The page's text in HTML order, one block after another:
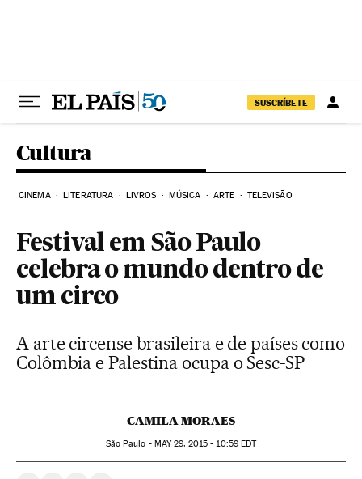
SUSCRÍBETE
Cultura
CINEMA LITERATURA LIVROS MÚSICA ARTE TELEVISÃO
Festival em São Paulo
celebra o mundo dentro de
um circo
A arte circense brasileira e de países como
Colômbia e Palestina ocupa o Sesc-SP
CAMILA MORAES
São Paulo - MAY29, 2015 - 10:59EDT